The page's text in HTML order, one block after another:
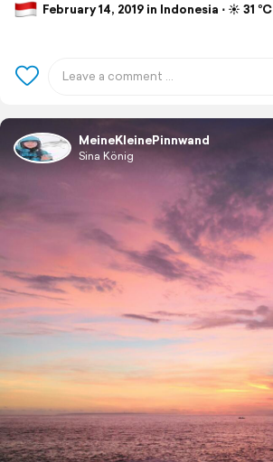
February 14, 2019 in Indonesia ⋅ ☀️ 31 °C
MeineKleinePinnwand
Sina König